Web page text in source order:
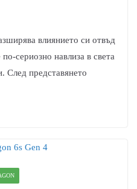
влиянието си отвъд
сериозно навлиза в света
След представянето